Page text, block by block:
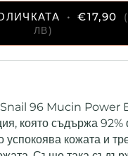
• €17,90
ЛВ)
96 Mucin Power
която съдържа 92%
успокоява кожата и